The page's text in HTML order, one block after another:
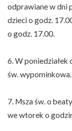
odprawiane w dni
dzieci o godz.
o godz. 17.00.
6. W poniedziałek
św. wypominkowa.
7. Msza św. o
we wtorek o